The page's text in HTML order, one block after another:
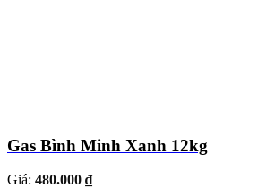
Gas Bình Minh Xanh 12kg
Giá: 480.000 ₫